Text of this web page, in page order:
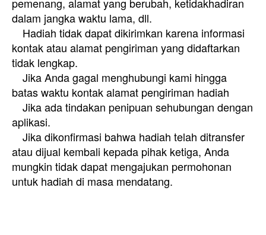
dalam jangka waktu lama, dll.
Hadiah tidak dapat dikirimkan karena informasi
kontak atau alamat pengiriman yang didaftarkan
tidak lengkap.
Jika Anda gagal menghubungi kami hingga
batas waktu kontak alamat pengiriman hadiah
Jika ada tindakan penipuan sehubungan dengan
aplikasi.
Jika dikonfirmasi bahwa hadiah telah ditransfer
atau dijual kembali kepada pihak ketiga, Anda
mungkin tidak dapat mengajukan permohonan
untuk hadiah di masa mendatang.